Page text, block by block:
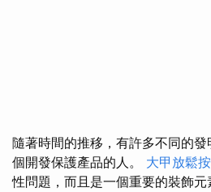
隨著時間的推移，有許多不同的
個開發保護產品的人。 大甲放鬆
性問題，而且是一個重要的裝飾